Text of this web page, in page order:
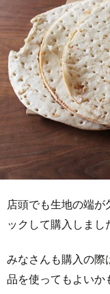
店頭でも生地の端
ックして購入しまし
みなさんも購入の際
品を使ってもよいか